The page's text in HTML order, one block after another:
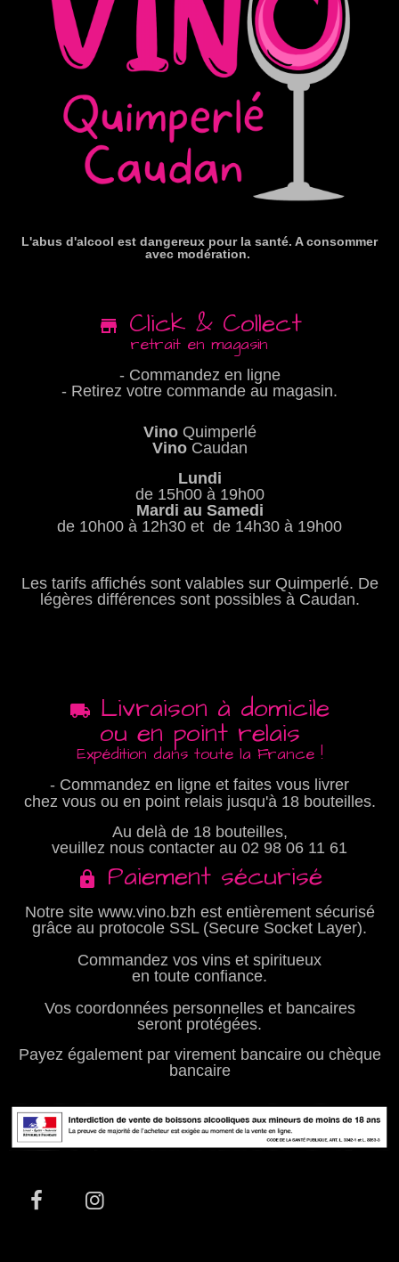
L'abus d'alcool est dangereux pour la santé. A consommer
avec modération.
Click & Collect
retrait en magasin
- Commandez en ligne
- Retirez votre commande au magasin.
VinoQuimperlé
VinoCaudan
Lundi
de 15h00 à 19h00
Mardi au Samedi
de 10h00 à 12h30 et de 14h30 à 19h00
Les tarifs affichés sont valables sur Quimperlé. De
légères différences sont possibles à Caudan.
Livraison à domicile
ou en point relais
Expédition dans toute la France !
- Commandez en ligne et faites vous livrer
chez vous ou en point relais jusqu'à 18 bouteilles.
Au delà de 18 bouteilles,
veuillez nous contacter au 02 98 06 11 61
Paiement sécurisé
Notre site www.vino.bzh est entièrement sécurisé
grâce au protocole SSL (Secure Socket Layer).
Commandez vos vins et spiritueux
en toute confiance.
Vos coordonnées personnelles et bancaires
seront protégées.
Payez également par virement bancaire ou chèque
bancaire